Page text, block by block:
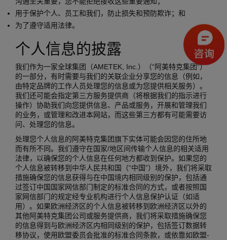
用于保护个人、员工和我们，防止损失和预防欺诈；和
为了遵守适用法律。
个人信息的披露
我们作为一家全球集团（AMETEK, Inc.）（“阿美特克集团”）
的一部分，有时需要与我们的关联企业分享您的信息（例如，
由特定品牌的工作人员处理您的信息或为您提供相关服务）。
我们还可能会指定第三方服务提供商（将根据我们的指示进行
操作）协助我们向您提供信息、产品或服务，开展和管理我们
的业务，或管理和改进本网站，而这些第三方都有可能需要访
问、处理您的信息。
处理您个人信息的阿美特克集团旗下实体可能会因您的住所地
而有所不同。我们遵守在国家/地区间传输个人信息的相关适用
法律，以确保您的个人信息在任何地方都收到保护。如果您的
个人信息被转移到中华人民共和国（“中国”）境外，我们将采取
措施确保您的信息获得与在中国境内相同级别的保护，包括通
过签订中国国家网信部门制定的标准合同的方式，或者按照国
家网信部门的规定经专业机构进行个人信息保护认证（如适
用）。如果欧洲经济区的个人信息被转移到欧洲经济区以外的
其他阿美特克集团公司或服务提供商，我们将采取措施确保您
的信息得到与欧洲经济区内相同级别的保护，包括签订数据转
移协议，使用欧盟委员会批准的标准合同条款，或依靠如欧盟-